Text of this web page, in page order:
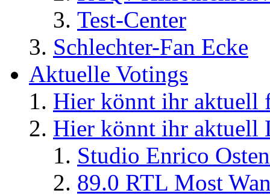
Test-Center
Schlechter-Fan Ecke
Aktuelle Votings
Hier könnt ihr aktuell
Hier könnt ihr aktuell
Studio Enrico
89.0 RTL Most